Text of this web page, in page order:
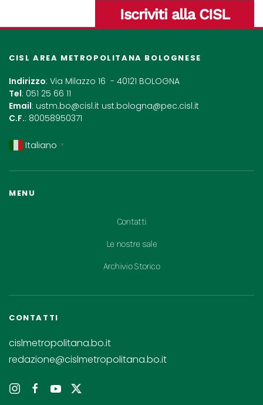
Iscriviti alla CISL
CISL AREA METROPOLITANA BOLOGNESE
Indirizzo: Via Milazzo 16 - 40121 BOLOGNA
Tel: 051 25 66 11
Email: ustm.bo@cisl.it ust.bologna@pec.cisl.it
C.F.: 80058950371
Italiano ▼
MENU
Contatti
Le nostre sale
Archivio Storico
CONTATTI
cislmetropolitana.bo.it
redazione@cislmetropolitana.bo.it